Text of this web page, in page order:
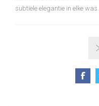
subtiele elegantie in elke was.